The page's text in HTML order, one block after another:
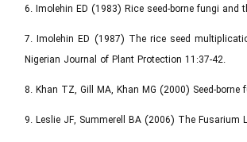
6. Imolehin ED (1983) Rice seed-borne fungi
7. Imolehin ED (1987) The rice seed
Nigerian Journal of Plant Protection 11:37-42.
8. Khan TZ, Gill MA, Khan MG (2000) Seed-
9. Leslie JF, Summerell BA (2006) The Fusarium